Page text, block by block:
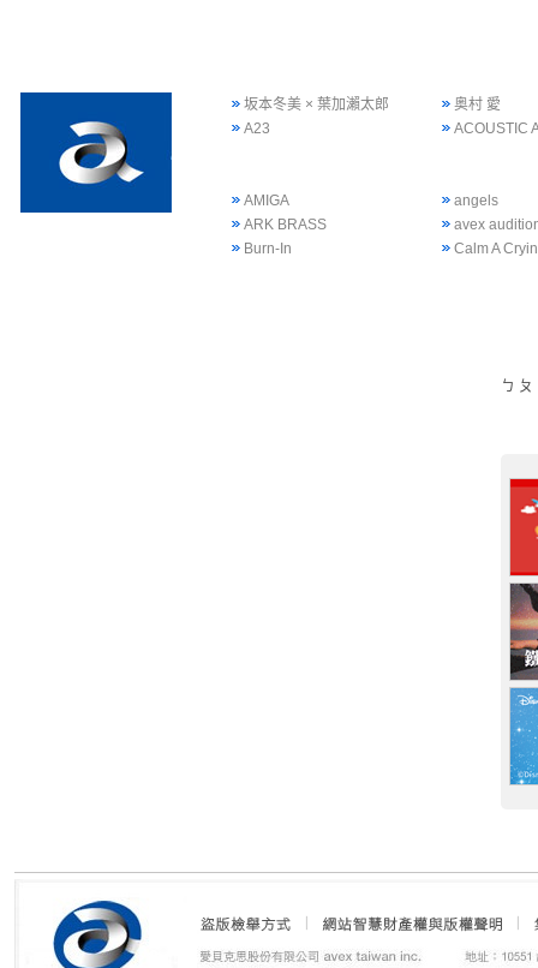
坂本冬美 × 葉加瀨太郎
奥村 愛
A23
ACOUSTIC
AMIGA
angels
ARK BRASS
avex
Burn-In
Calm A
ㄅ ㄆ